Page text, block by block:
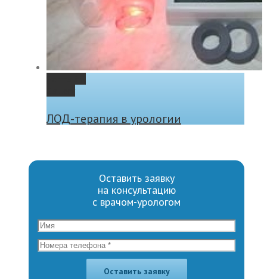
ЛОД-терапия в урологии
Оставить заявку
на консультацию
с врачом-урологом